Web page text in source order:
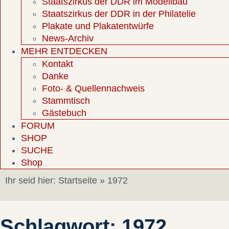
Staatszirkus der DDR in der Philatelie
Plakate und Plakatentwürfe
News-Archiv
MEHR ENTDECKEN
Kontakt
Danke
Foto- & Quellennachweis
Stammtisch
Gästebuch
FORUM
SHOP
SUCHE
Shop
Ihr seid hier: Startseite » 1972